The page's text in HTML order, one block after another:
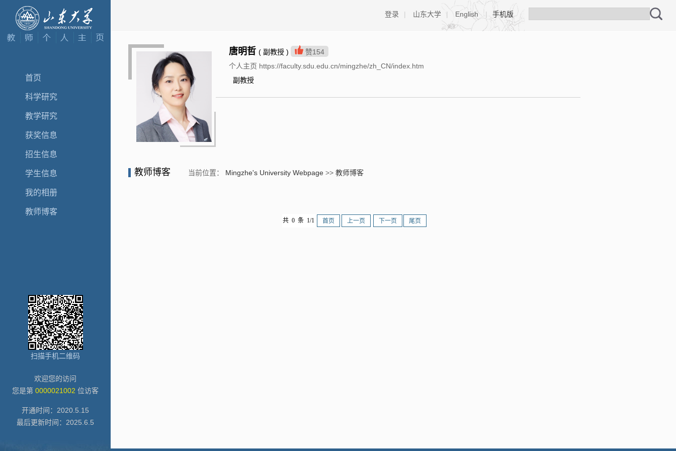
首页
科学研究
教学研究
获奖信息
招生信息
学生信息
我的相册
教师博客
扫描手机二维码
欢迎您的访问
您是第 0000021002 位访客
开通时间： 2020 5 15
最后更新时间： 2025 6 5
登录 | 山东大学 | English | 手机版
唐明哲 ( 副教授 ) 赞154
个人主页 https://faculty.sdu.edu.cn/mingzhe/zh_CN/index.htm
副教授
教师博客 当前位置： Mingzhe's University Webpage >> 教师博客
共 0 条 1/1 首页 上一页 下一页 尾页